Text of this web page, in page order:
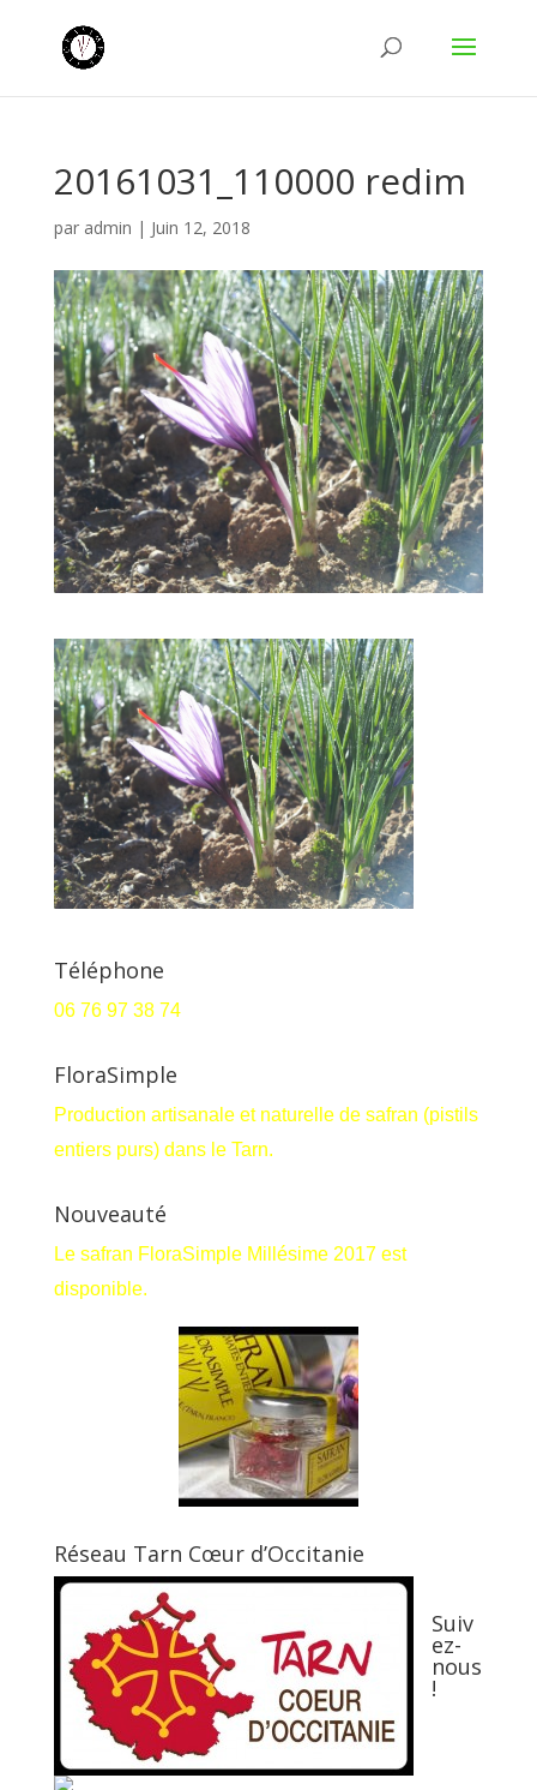
20161031_110000 redim
par admin | Juin 12, 2018
Téléphone
06 76 97 38 74
FloraSimple
Production artisanale et naturelle de safran (pistils
entiers purs) dans le Tarn.
Nouveauté
Le safran FloraSimple Millésime 2017 est
disponible.
Réseau Tarn Cœur d’Occitanie
Suiv
ez-
nous
!